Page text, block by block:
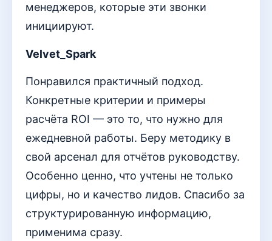
менеджеров, которые эти звонки
инициируют.
Velvet_Spark
Понравился практичный подход.
Конкретные критерии и примеры
расчёта ROI — это то, что нужно для
ежедневной работы. Беру методику в
свой арсенал для отчётов руководству.
Особенно ценно, что учтены не только
цифры, но и качество лидов. Спасибо за
структурированную информацию,
применима сразу.